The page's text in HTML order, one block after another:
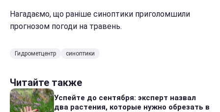
Нагадаємо, що раніше синоптики приголомшили
прогнозом погоди на травень.
Гидрометцентр синоптики
Читайте также
Успейте до сентября: эксперт назвал
два растения, которые нужно обрезать в